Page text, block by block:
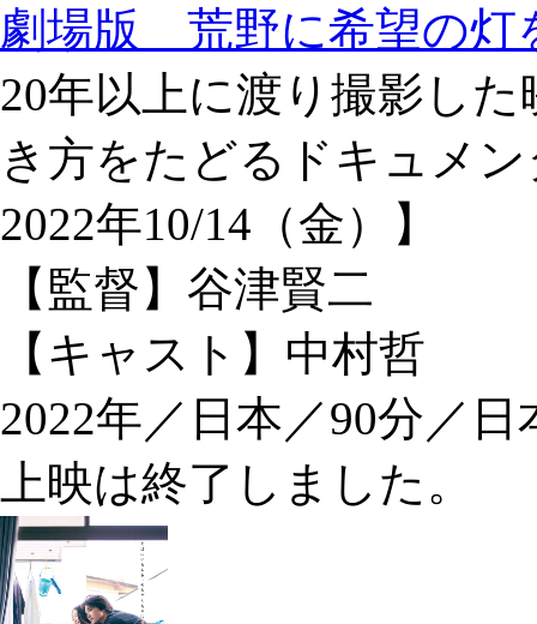
劇場版 荒野に希望の灯
20年以上に渡り撮影し
き方をたどるドキュメ
2022年10/14（金）】
【監督】谷津賢二
【キャスト】中村哲
2022年／日本／90分／
上映は終了しました。